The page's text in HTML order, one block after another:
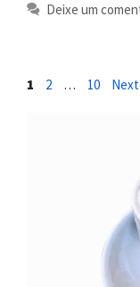
Deixe um
Page
1 Page
2 … Page
10 Next